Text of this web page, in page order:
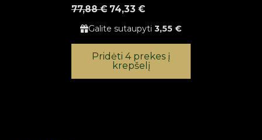
77,88 € 74,33 €
Galite sutaupyti 3,55 €
Pridėti 4 prekes į
krepšelį